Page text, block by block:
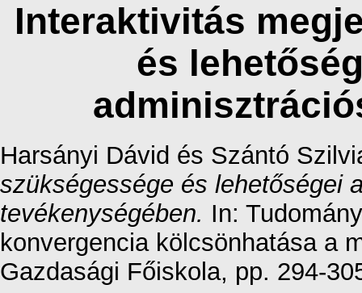
Interaktivitás
és
Harsányi Dávid és Szántó
szükségessége és lehetőségei
tevékenységében. In:
konvergencia kölcsönhatása a
Gazdasági Főiskola, pp. 294-